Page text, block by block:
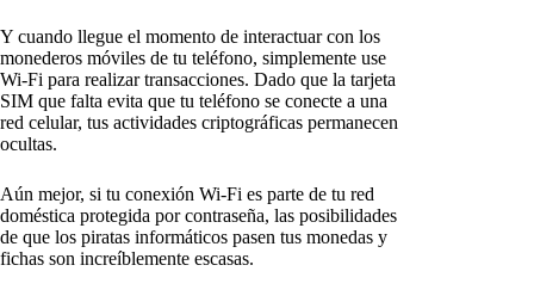
Y cuando llegue el momento de interactuar con los
monederos móviles de tu teléfono, simplemente use
Wi-Fi para realizar transacciones. Dado que la tarjeta
SIM que falta evita que tu teléfono se conecte a una
red celular, tus actividades criptográficas permanecen
ocultas.
Aún mejor, si tu conexión Wi-Fi es parte de tu red
doméstica protegida por contraseña, las posibilidades
de que los piratas informáticos pasen tus monedas y
fichas son increíblemente escasas.